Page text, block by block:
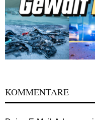
KOMMENTARE